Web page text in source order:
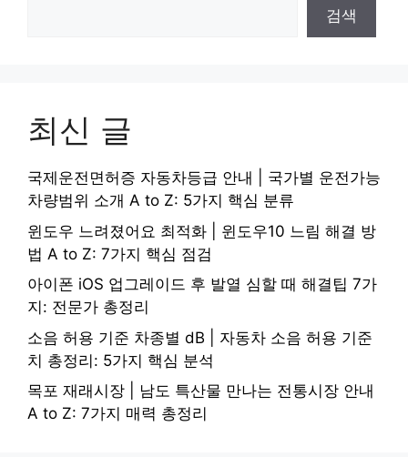
검색
최신 글
국제운전면허증 자동차등급 안내 | 국가별 운전가능
차량범위 소개 A to Z: 5가지 핵심 분류
윈도우 느려졌어요 최적화 | 윈도우10 느림 해결 방
법 A to Z: 7가지 핵심 점검
아이폰 iOS 업그레이드 후 발열 심할 때 해결팁 7가
지: 전문가 총정리
소음 허용 기준 차종별 dB | 자동차 소음 허용 기준
치 총정리: 5가지 핵심 분석
목포 재래시장 | 남도 특산물 만나는 전통시장 안내
A to Z: 7가지 매력 총정리